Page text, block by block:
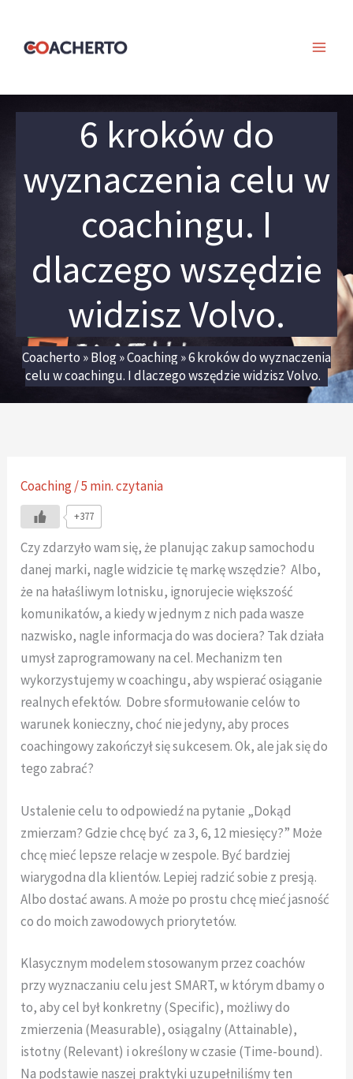
content
6 kroków do
wyznaczenia celu w
coachingu. I
dlaczego wszędzie
widzisz Volvo.
Coacherto »Blog»Coaching»6 kroków do wyznaczenia
celu w coachingu. I dlaczego wszędzie widzisz Volvo.
Coaching/5 min. czytania
+377
Czy zdarzyło wam się, że planując zakup samochodu
danej marki, nagle widzicie tę markę wszędzie? Albo,
że na hałaśliwym lotnisku, ignorujecie większość
komunikatów, a kiedy w jednym z nich pada wasze
nazwisko, nagle informacja do was dociera? Tak działa
umysł zaprogramowany na cel. Mechanizm ten
wykorzystujemy w coachingu, aby wspierać osiąganie
realnych efektów. Dobre sformułowanie celów to
warunek konieczny, choć nie jedyny, aby proces
coachingowy zakończył się sukcesem. Ok, ale jak się do
tego zabrać?
Ustalenie celu to odpowiedź na pytanie „Dokąd
zmierzam? Gdzie chcę być za 3, 6, 12 miesięcy?” Może
chcę mieć lepsze relacje w zespole. Być bardziej
wiarygodna dla klientów. Lepiej radzić sobie z presją.
Albo dostać awans. A może po prostu chcę mieć jasność
co do moich zawodowych priorytetów.
Klasycznym modelem stosowanym przez coachów
przy wyznaczaniu celu jest SMART, w którym dbamy o
to, aby cel był konkretny (Specific), możliwy do
zmierzenia (Measurable), osiągalny (Attainable),
istotny (Relevant) i określony w czasie (Time-bound).
Na podstawie naszej praktyki uzupełniliśmy ten